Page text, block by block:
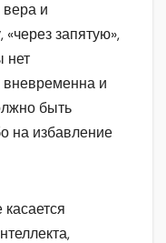
и
запятую»,
нет
вневременна и
быть
на избавление